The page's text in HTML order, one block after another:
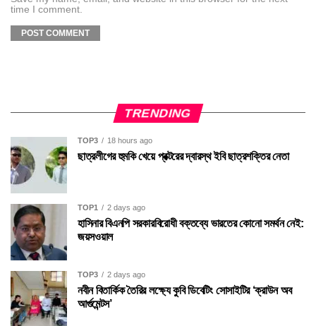
time I comment.
TRENDING
TOP3 18 hours ago
ছাত্রলীগের হুমকি খেয়ে প্রক্টরের দ্বারস্থ ইবি ছাত্রশক্তির নেতা
TOP1 2 days ago
হাসিনার বিএনপি সরকারবিরোধী বক্তব্যে ভারতের কোনো সমর্থন নেই:
জয়সওয়াল
TOP3 2 days ago
নবীন বিতার্কিক তৈরির লক্ষ্যে কুবি ডিবেটিং সোসাইটির ‘ক্রাউন অব
আর্গুমেন্টস’